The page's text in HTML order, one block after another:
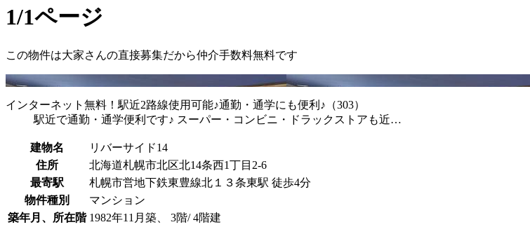
1/1ページ
この物件は大家さんの直接募集だから仲介手数料無料です
インターネット無料！駅近2路線使用可能♪通勤・通学にも便利♪（303）
駅近で通勤・通学便利です♪ スーパー・コンビニ・ドラックストアも近…
建物名
リバーサイド14
住所
北海道札幌市北区北14条西1丁目2-6
最寄駅
札幌市営地下鉄東豊線北１３条東駅 徒歩4分
物件種別
マンション
築年月、所在階 1982年11月築、 3階/ 4階建